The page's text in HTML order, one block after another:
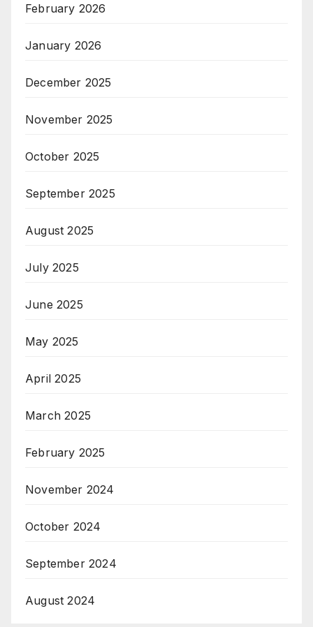
February 2026
January 2026
December 2025
November 2025
October 2025
September 2025
August 2025
July 2025
June 2025
May 2025
April 2025
March 2025
February 2025
November 2024
October 2024
September 2024
August 2024